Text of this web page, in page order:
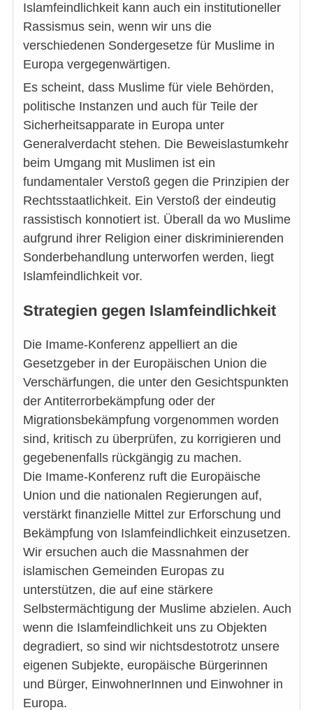
Islamfeindlichkeit kann auch ein institutioneller
Rassismus sein, wenn wir uns die
verschiedenen Sondergesetze für Muslime in
Europa vergegenwärtigen.
Es scheint, dass Muslime für viele Behörden,
politische Instanzen und auch für Teile der
Sicherheitsapparate in Europa unter
Generalverdacht stehen. Die Beweislast­umkehr
beim Umgang mit Muslimen ist ein
fundamentaler Verstoß gegen die Prinzipien der
Rechtsstaatlichkeit. Ein Verstoß der eindeutig
rassistisch konnotiert ist. Überall da wo Muslime
aufgrund ihrer Religion einer diskriminierenden
Sonderbehandlung unterworfen werden, liegt
Islamfeindlichkeit vor.
Strategien gegen Islamfeindlichkeit
Die Imame-Konferenz appelliert an die
Gesetzgeber in der Europäischen Union die
Verschärfungen, die unter den Gesichtspunkten
der Antiterrorbekämpfung oder der
Migrationsbekämpfung vorgenommen worden
sind, kritisch zu überprüfen, zu korrigieren und
gegebenenfalls rückgängig zu machen.
Die Imame-Konferenz ruft die Europäische
Union und die nationalen Regierungen auf,
verstärkt finanzielle Mittel zur Erforschung und
Bekämpfung von Islamfeindlichkeit einzusetzen.
Wir ersuchen auch die Massnahmen der
islamischen Gemeinden Europas zu
unterstützen, die auf eine stärkere
Selbstermächtigung der Muslime abzielen. Auch
wenn die Islamfeindlichkeit uns zu Objekten
degradiert, so sind wir nichtsdestotrotz unsere
eigenen Subjekte, europäische Bürgerinnen
und Bürger, EinwohnerInnen und Einwohner in
Europa.